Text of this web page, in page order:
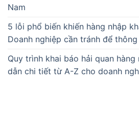
Nam
5 lỗi phổ biến khiến hàng nhập
Doanh nghiệp cần tránh để
Quy trình khai báo hải quan hàng
dẫn chi tiết từ A-Z cho doanh